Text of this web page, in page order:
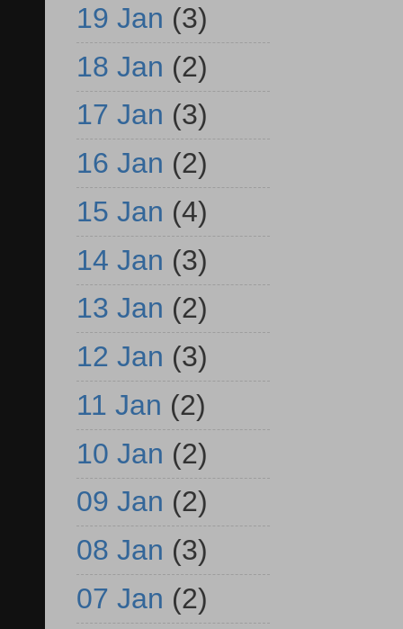
19 Jan (3)
18 Jan (2)
17 Jan (3)
16 Jan (2)
15 Jan (4)
14 Jan (3)
13 Jan (2)
12 Jan (3)
11 Jan (2)
10 Jan (2)
09 Jan (2)
08 Jan (3)
07 Jan (2)